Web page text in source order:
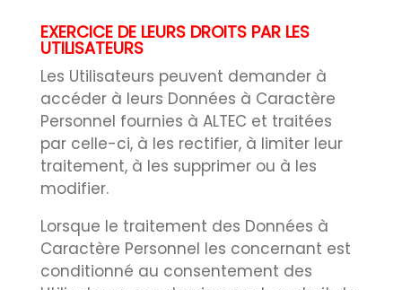
EXERCICE DE LEURS DROITS PAR LES
UTILISATEURS
Les Utilisateurs peuvent demander à
accéder à leurs Données à Caractère
Personnel fournies à ALTEC et traitées
par celle-ci, à les rectifier, à limiter leur
traitement, à les supprimer ou à les
modifier.
Lorsque le traitement des Données à
Caractère Personnel les concernant est
conditionné au consentement des